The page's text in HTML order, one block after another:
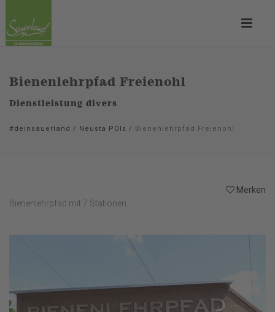
Bienenlehrpfad Freienohl
Dienstleistung divers
#deinsauerland / Neusta POIs / Bienenlehrpfad Freienohl
Merken
Bienenlehrpfad mit 7 Stationen